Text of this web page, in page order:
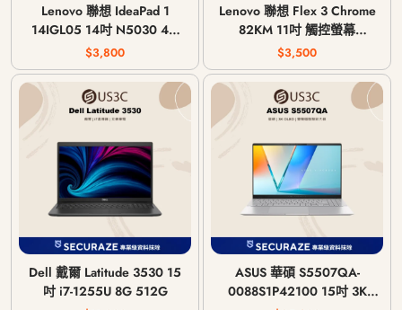
Lenovo 聯想 IdeaPad 1
14IGL05 14吋 N5030 4G
256G
$3,800
Lenovo 聯想 Flex 3 Chrome
82KM 11吋 觸控螢幕
MediaTek MT8183 4G 64G
eMMC
$3,500
Dell 戴爾 Latitude 3530 15
吋 i7-1255U 8G 512G
ASUS 華碩 S5507QA-
0088S1P42100 15吋 3K